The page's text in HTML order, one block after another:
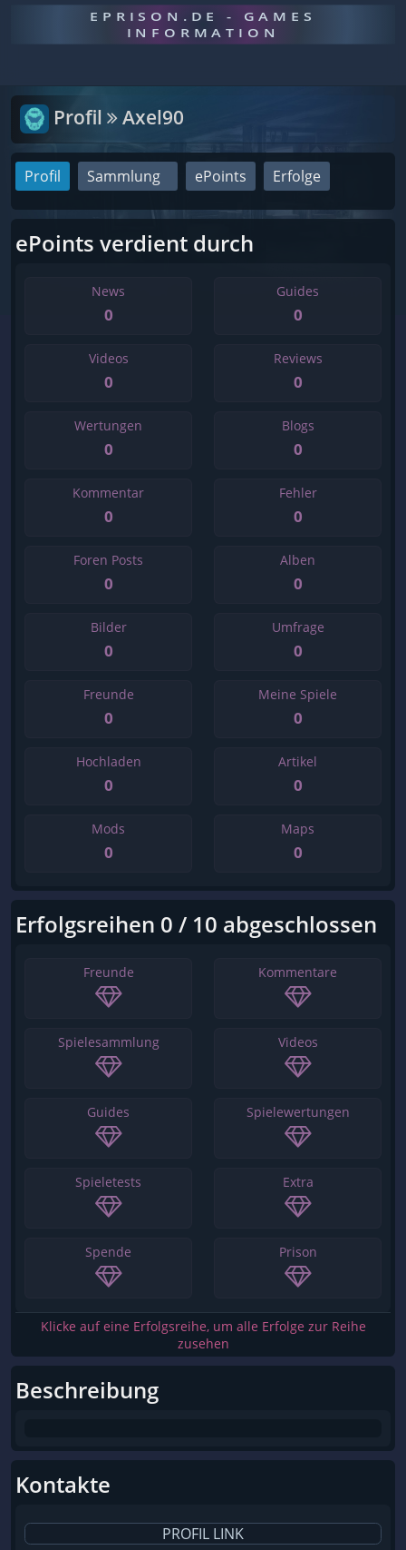
EPRISON.DE - GAMES
INFORMATION
Profil Axel90
Profil Sammlung ePoints Erfolge
ePoints verdient durch
News
0
Guides
0
Videos
0
Reviews
0
Wertungen
0
Blogs
0
Kommentar
0
Fehler
0
Foren Posts
0
Alben
0
Bilder
0
Umfrage
0
Freunde
0
Meine Spiele
0
Hochladen
0
Artikel
0
Mods
0
Maps
0
Erfolgsreihen 0 / 10 abgeschlossen
Freunde Kommentare
Spielesammlung Videos
Guides Spielewertungen
Spieletests Extra
Spende Prison
Klicke auf eine Erfolgsreihe, um alle Erfolge zur Reihe
zusehen
Beschreibung
Kontakte
PROFIL LINK